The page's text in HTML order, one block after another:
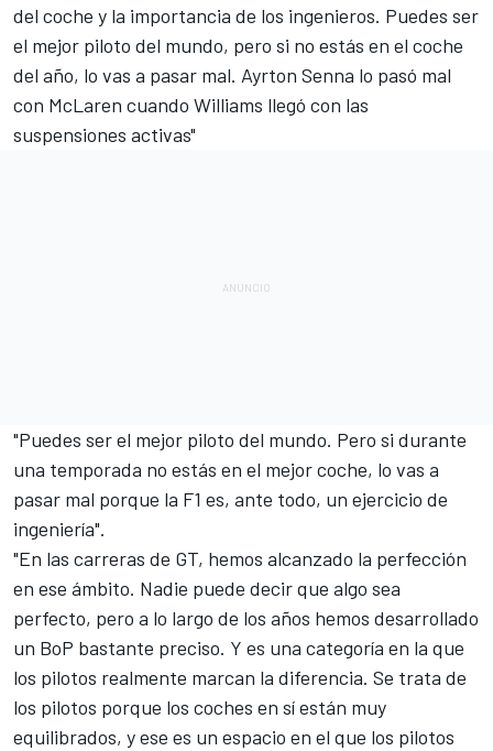
del coche y la importancia de los ingenieros. Puedes ser
el mejor piloto del mundo, pero si no estás en el coche
del año, lo vas a pasar mal. Ayrton Senna lo pasó mal
con McLaren cuando Williams llegó con las
suspensiones activas"
"Puedes ser el mejor piloto del mundo. Pero si durante
una temporada no estás en el mejor coche, lo vas a
pasar mal porque la F1 es, ante todo, un ejercicio de
ingeniería".
"En las carreras de GT, hemos alcanzado la perfección
en ese ámbito. Nadie puede decir que algo sea
perfecto, pero a lo largo de los años hemos desarrollado
un BoP bastante preciso. Y es una categoría en la que
los pilotos realmente marcan la diferencia. Se trata de
los pilotos porque los coches en sí están muy
equilibrados, y ese es un espacio en el que los pilotos